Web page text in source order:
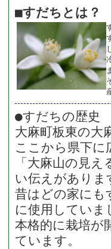
■すだちとは？
●すだちの歴史
大麻町板東の大
ここから県下
「大麻山の見
い伝えがありま
昔はどの家にも
に使用していま
本格的に栽培が
ています。